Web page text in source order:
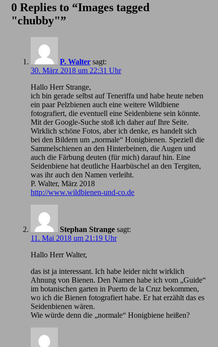
0 Replies to “Images tagged
"chubby"”
P. Walter sagt:
30. März 2018 um 22:31 Uhr
Hallo Herr Strange,
ich bin gerade selbst auf Teneriffa und habe heute neben
ein paar Pelzbienen auch eine weitere Wildbiene
fotografiert, die eventuell eine Seidenbiene sein könnte.
Mit der Google-Suche stoß ich daher auf Ihre Seite.
Wirklich schöne Fotos, aber ich denke, es handelt sich
bei den Bildern um „normale“ Honigbienen. Speziell die
Sammelschienen an den Hinterbeinen, die Augen und
auch die Färbung deuten (für mich) darauf hin. Eine
Seidenbiene hat deutliche Haarbüschel an den Tergiten,
was ihr auch den Namen verleiht.
P. Walter, März 2018
http://www.wildbienen-und-co.de
Stephan Strange sagt:
11. Mai 2018 um 21:19 Uhr
Hallo Herr Walter,
das ist ja interessant. Ich habe leider nicht wirklich
Ahnung von Bienen. Den Namen habe ich vom „Guide“
im botanischen garten in Puerto de la Cruz bekommen,
wo ich die Bienen fotografiert habe. Er hat erzählt das es
Seidenbienen wären.
Wie würde denn die „normale“ Honigbiene heißen?